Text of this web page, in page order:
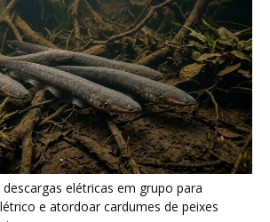
em alta velocidade e arremessos
serpentes peçonhentas no